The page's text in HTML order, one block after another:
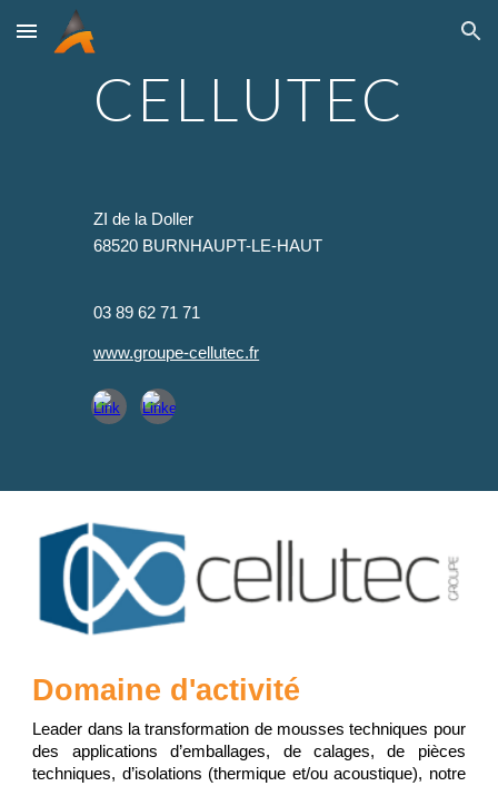
Skip to main content Skip to navigation
CELLUTEC
ZI de la Doller
68520 BURNHAUPT-LE-HAUT
03 89 62 71 71
www.groupe-cellutec.fr
Domaine d'activité
Leader dans la transformation de mousses techniques pour
des applications d’emballages, de calages, de pièces
techniques, d’isolations (thermique et/ou acoustique), notre